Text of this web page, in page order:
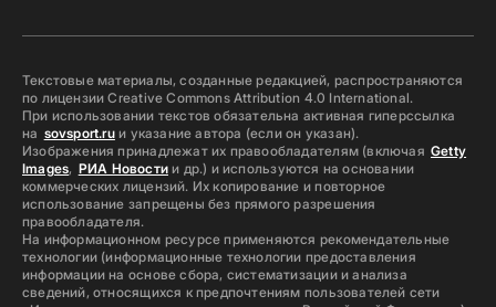
Текстовые материалы, созданные редакцией, распространяются
по лицензии Creative Commons Attribution 4.0 International.
При использовании текстов обязательна активная гиперссылка
на sovsport.ruи указание автора (если он указан).
Изображения принадлежат их правообладателям (включая Getty
Images, РИА Новостии др.) и используются на основании
коммерческих лицензий. Их копирование и повторное
использование запрещены без прямого разрешения
правообладателя.
На информационном ресурсе применяются рекомендательные
технологии (информационные технологии предоставления
информации на основе сбора, систематизации и анализа
сведений, относящихся к предпочтениям пользователей сети